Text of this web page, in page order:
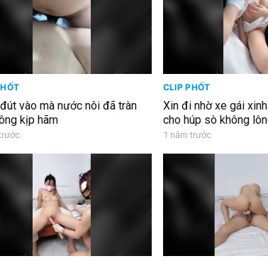
vào mà nước nôi đã tràn
kịp hãm
CLIP PHỐT
Xin đi nhờ xe gái
cho húp sò không
1 năm trước